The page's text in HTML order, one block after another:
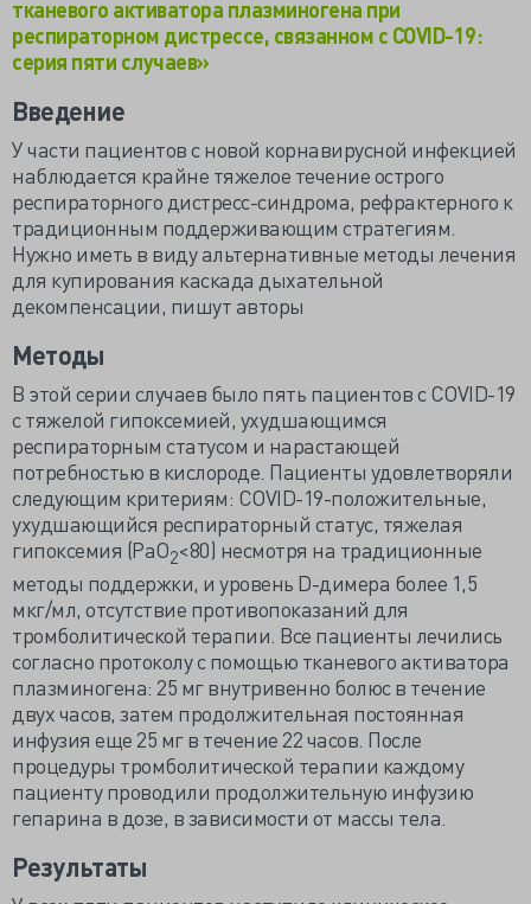
тканевого активатора плазминогена при
респираторном дистрессе, связанном с COVID-19:
серия пяти случаев»
Введение
У части пациентов с новой корнавирусной инфекцией
наблюдается крайне тяжелое течение острого
респираторного дистресс-синдрома, рефрактерного к
традиционным поддерживающим стратегиям.
Нужно иметь в виду альтернативные методы лечения
для купирования каскада дыхательной
декомпенсации, пишут авторы
Методы
В этой серии случаев было пять пациентов с COVID-19
с тяжелой гипоксемией, ухудшающимся
респираторным статусом и нарастающей
потребностью в кислороде. Пациенты удовлетворяли
следующим критериям: COVID-19-положительные,
ухудшающийся респираторный статус, тяжелая
гипоксемия (РаО2<80) несмотря на традиционные
методы поддержки, и уровень D-димера более 1,5
мкг/мл, отсутствие противопоказаний для
тромболитической терапии. Все пациенты лечились
согласно протоколу с помощью тканевого активатора
плазминогена: 25 мг внутривенно болюс в течение
двух часов, затем продолжительная постоянная
инфузия еще 25 мг в течение 22 часов. После
процедуры тромболитической терапии каждому
пациенту проводили продолжительную инфузию
гепарина в дозе, в зависимости от массы тела.
Результаты